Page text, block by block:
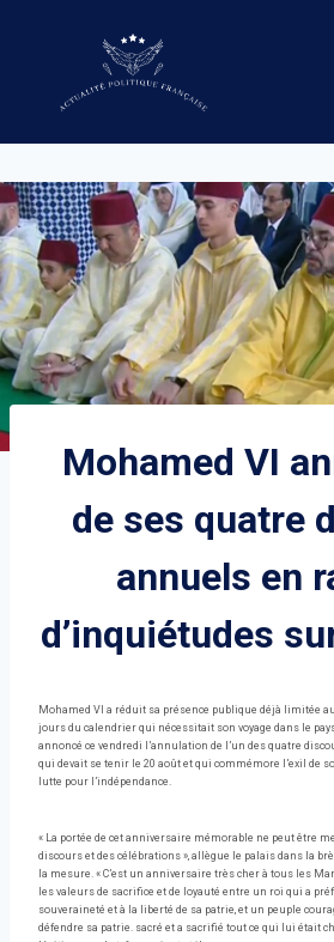
Mohamed VI
de ses quatre
annuels en
d’inquiétudes
Mohamed VI a réduit sa présence publique déjà limitée
jours du calendrier qui nécessitait son voyage dans le
annoncé ce vendredi l’annulation de l’un des quatre
qui devait se tenir le 20 août et qui commémore l’exil de
lutte pour l’indépendance.
« La portée de cet anniversaire mémorable ne peut être
discours et des célébrations », allègue le palais dans la
la mesure. « C’est un anniversaire très cher à tous les
les valeurs de sacrifice et de loyauté entre un roi qui a
souveraineté et à la liberté de sa patrie, et un peuple
défendre sa patrie. sacré et a sacrifié tout ce qui lui était